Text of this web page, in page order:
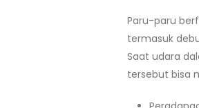
Paru-paru
termasuk
Saat udara
tersebut bisa